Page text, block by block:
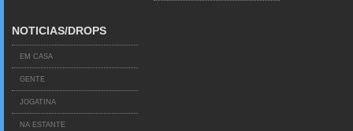
NOTICIAS/DROPS
EM CASA
GENTE
JOGATINA
NA ESTANTE